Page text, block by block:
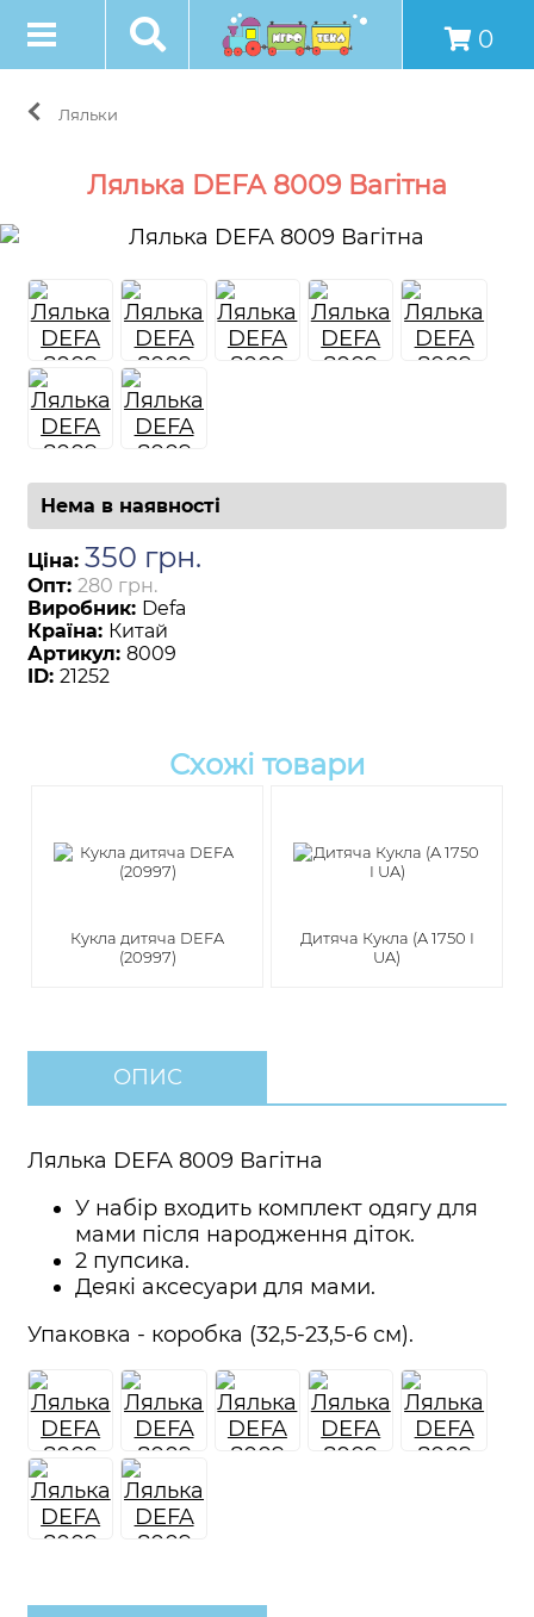
0
Ляльки
Лялька DEFA 8009 Вагітна
Нема в наявності
Ціна: 350 грн.
Опт: 280 грн.
Виробник: Defa
Країна: Китай
Артикул: 8009
ID: 21252
Схожі товари
Кукла дитяча DEFA
(20997)
Дитяча Кукла (A 1750 I
UA)
ОПИС
Лялька DEFA 8009 Вагітна
У набір входить комплект одягу для
мами після народження діток.
2 пупсика.
Деякі аксесуари для мами.
Упаковка - коробка (32,5-23,5-6 см).